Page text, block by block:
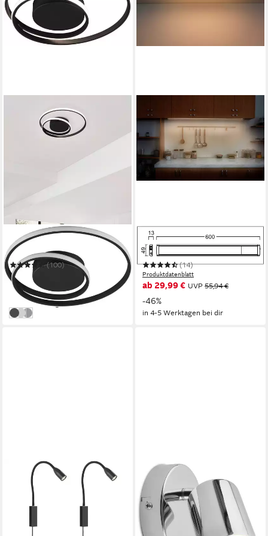
REALITY LEUCHTEN
LED Deckenleuchte Zibal
(100)
ab 51,35 € 90,99 €
-44%
in 3-4 Werktagen bei dir
schwarz
weißtitansilberfarben
TRANGO
LED Unterbauleuchte
(14)
Produktdatenblatt
ab 29,99 € UVP 55,94 €
-46%
in 4-5 Werktagen bei dir